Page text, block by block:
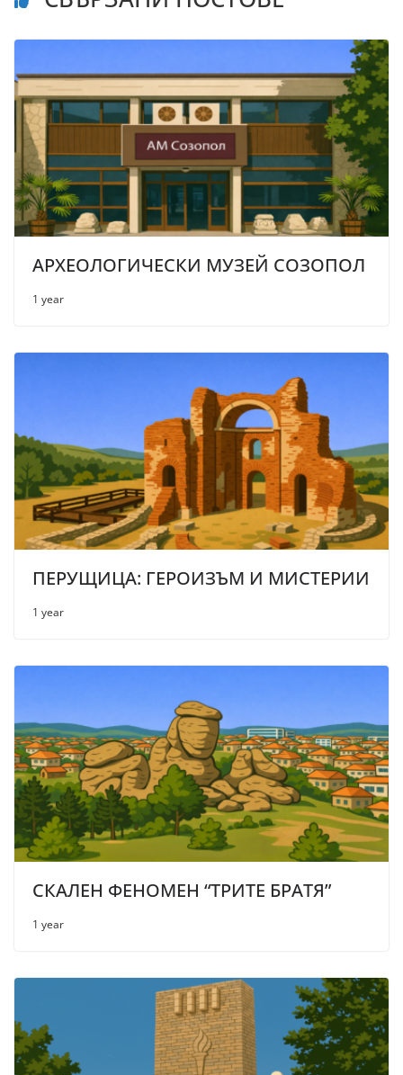
АРХЕОЛОГИЧЕСКИ МУЗЕЙ СОЗОПОЛ
1 year
ПЕРУЩИЦА: ГЕРОИЗЪМ И МИСТЕРИИ
1 year
СКАЛЕН ФЕНОМЕН “ТРИТЕ БРАТЯ”
1 year